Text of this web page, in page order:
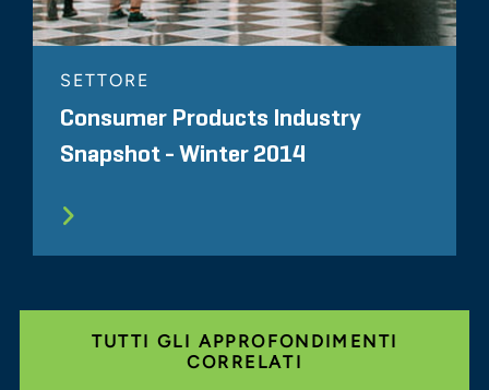
SETTORE
Consumer Products Industry
Snapshot - Winter 2014
TUTTI GLI APPROFONDIMENTI
CORRELATI